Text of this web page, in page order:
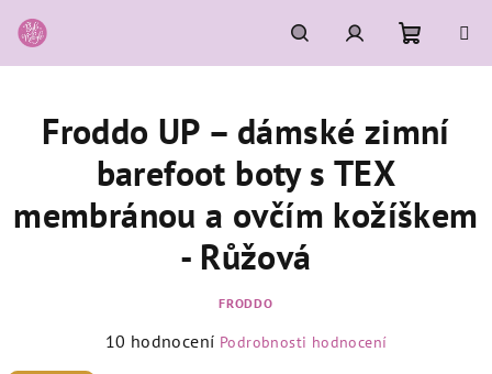
na
obsah
HledatPřihlášeníNákupní
košík
Froddo UP – dámské zimní
barefoot boty s TEX
membránou a ovčím kožíškem
- Růžová
FRODDO
Průměrné
10 hodnocení Podrobnosti hodnocení